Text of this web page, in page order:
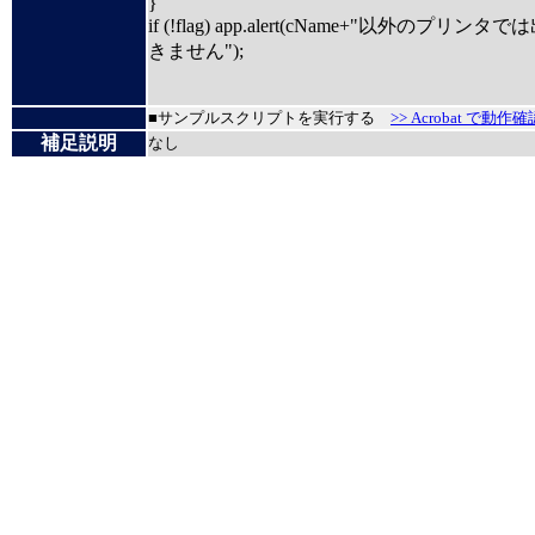
if (!flag) app.alert(cName+"以外のプリンタで
きません");
■サンプルスクリプトを実行する >> Acrobat で動作確
補足説明 なし